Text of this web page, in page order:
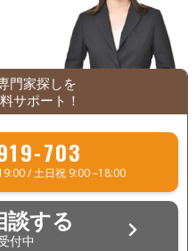
門家探しを
サポート！
703
/ 土日祝 9:00 –18:00
する
付中